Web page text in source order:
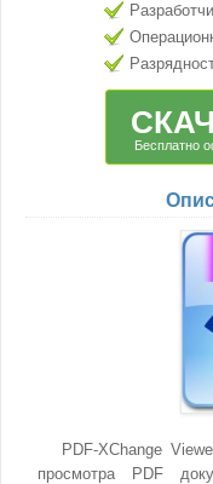
Ltd
Бесплатно
PDF-XChange
просмотра PDF